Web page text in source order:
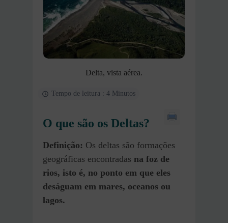
Delta, vista aérea.
Tempo de leitura : 4 Minutos
O que são os Deltas?
Definição: Os deltas são formações
geográficas encontradas na foz de
rios, isto é, no ponto em que eles
deságuam em mares, oceanos ou
lagos.